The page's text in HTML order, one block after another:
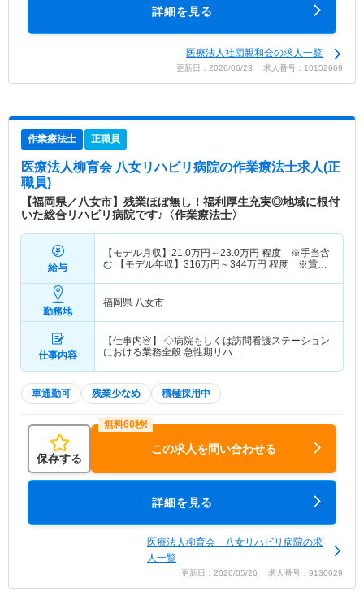
詳細を見る
医療法人社団親和会の求人一覧
更新日：2026/06/23 求人番号：10152669
作業療法士 正職員
医療法人柳育会 八女リハビリ病院の作業療法士求人(正
職員)
【福岡県／八女市】残業ほぼ無し！福利厚生充実◎地域に根付
いた総合リハビリ病院です♪〈作業療法士〉
給与
【モデル月収】 21.0万円～23.0万円 程度 ※手当含
む 【モデル年収】 316万円～344万円 程度 ※賞与
勤務地
福岡県 八女市
仕事内容
【仕事内容】 ◇病院もしくは訪問看護ステーション
における業務全般 急性期リハ…
車通勤可 残業少なめ 積極採用中
保存する
この求人を問い合わせる
詳細を見る
医療法人柳育会 八女リハビリ病院の求
人一覧
更新日：2026/05/26 求人番号：9130029